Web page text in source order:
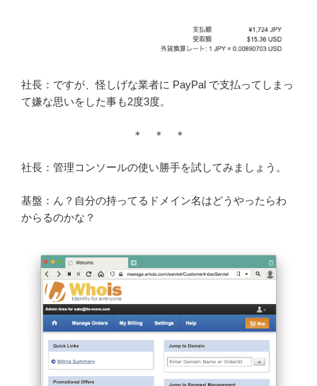
社長：ですが、怪しげな業者に PayPal で支払ってしまっ
て嫌な思いをした事も2度3度。
＊ ＊ ＊
社長：管理コンソールの使い勝手を試してみましょう。
基盤：ん？自分の持ってるドメイン名はどうやったらわ
からるのかな？